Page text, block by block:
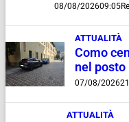
08/08/202609:05
ATTUALITÀ
Como
nel
07/08/2026
ATTUALITÀ